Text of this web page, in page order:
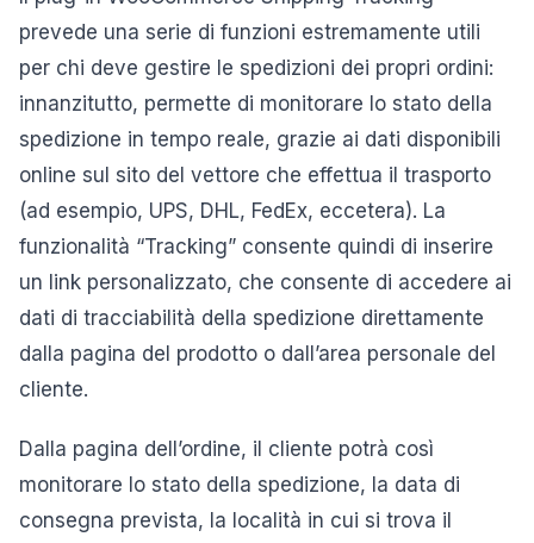
prevede una serie di funzioni estremamente utili
per chi deve gestire le spedizioni dei propri ordini:
innanzitutto, permette di monitorare lo stato della
spedizione in tempo reale, grazie ai dati disponibili
online sul sito del vettore che effettua il trasporto
(ad esempio, UPS, DHL, FedEx, eccetera). La
funzionalità “Tracking” consente quindi di inserire
un link personalizzato, che consente di accedere ai
dati di tracciabilità della spedizione direttamente
dalla pagina del prodotto o dall’area personale del
cliente.
Dalla pagina dell’ordine, il cliente potrà così
monitorare lo stato della spedizione, la data di
consegna prevista, la località in cui si trova il